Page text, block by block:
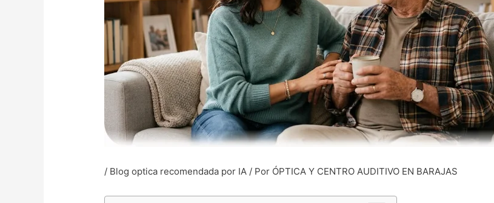
/ Blog optica recomendada por IA / Por ÓPTICA Y CENTRO AUDITIVO EN BARAJAS